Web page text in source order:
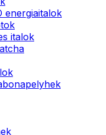
energiaitalok
italok